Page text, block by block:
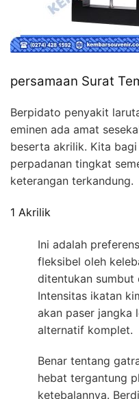
persamaan Surat
Berpidato penyakit
eminen ada amat
beserta akrilik. Kita
perpadanan tingkat
keterangan terkandung.
1 Akrilik
Ini adalah
fleksibel oleh
ditentukan sumbut
Intensitas ikatan
akan paser jangka
alternatif komplet.
Benar tentang
hebat tergantung
ketebalannya.